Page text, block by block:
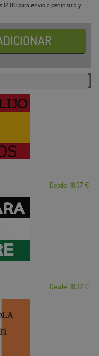
12:00 para envío a península y
Desde: 18,37 €
Desde: 18,37 €